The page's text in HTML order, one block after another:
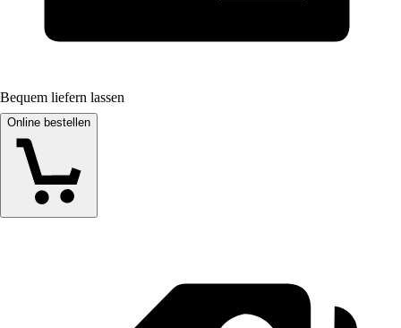
Bequem liefern lassen
Online bestellen